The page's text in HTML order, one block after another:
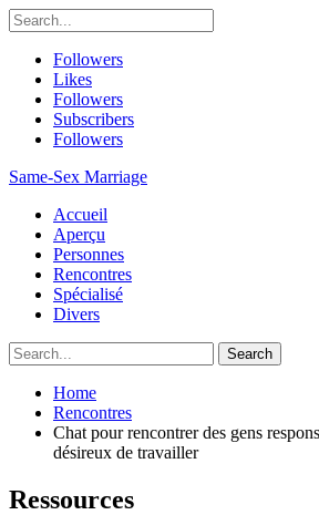
Followers
Likes
Followers
Subscribers
Followers
Same-Sex Marriage
Accueil
Aperçu
Personnes
Rencontres
Spécialisé
Divers
Home
Rencontres
Chat pour rencontrer des gens
désireux de travailler
Ressources